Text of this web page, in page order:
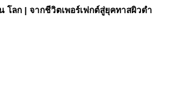
โลก | จากชีวิตเพอร์เฟกต์สู่ยุคทาสผิวดำ